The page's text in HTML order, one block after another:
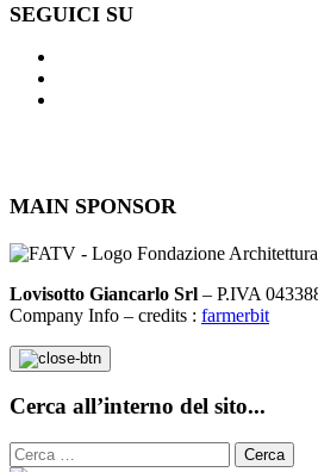
SEGUICI SU
MAIN SPONSOR
Lovisotto Giancarlo Srl – P.IVA
Company Info – credits : farmerbit
Cerca all’interno del sito...
Ricerca